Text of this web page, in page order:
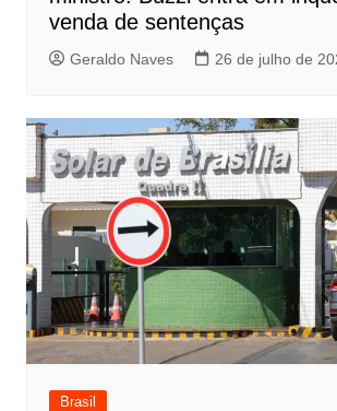
venda de sentenças
Geraldo Naves 26 de julho de
Brasil